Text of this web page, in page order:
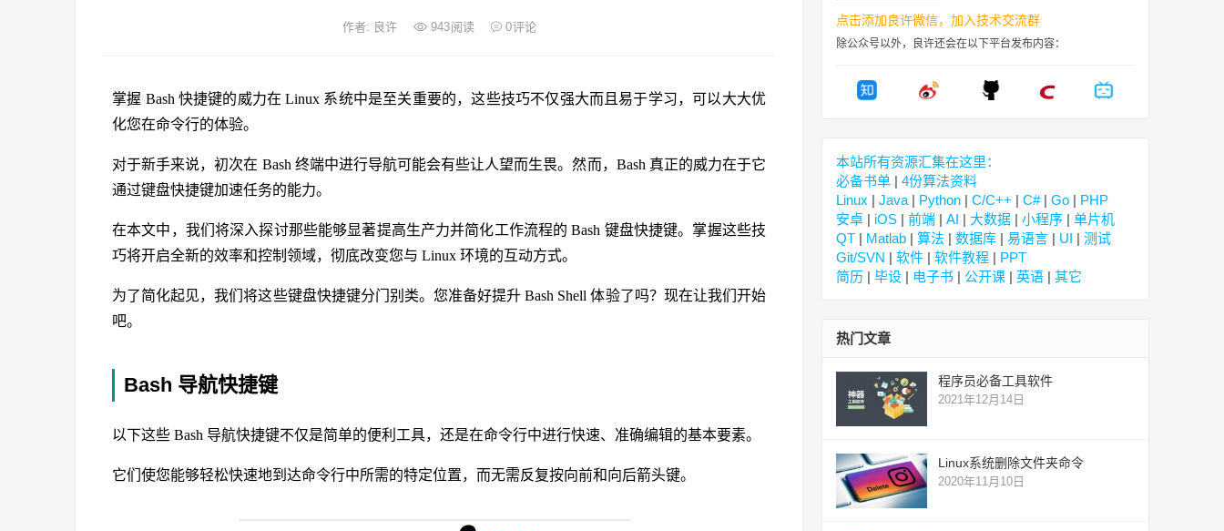
作者: 良许 943阅读 0评论
掌握 Bash 快捷键的威力在 Linux 系统中是至关重要的，这些技巧不仅强大而且易于学习，可以大大优
化您在命令行的体验。
对于新手来说，初次在 Bash 终端中进行导航可能会有些让人望而生畏。然而，Bash 真正的威力在于它
通过键盘快捷键加速任务的能力。
在本文中，我们将深入探讨那些能够显著提高生产力并简化工作流程的 Bash 键盘快捷键。掌握这些技
巧将开启全新的效率和控制领域，彻底改变您与 Linux 环境的互动方式。
为了简化起见，我们将这些键盘快捷键分门别类。您准备好提升 Bash Shell 体验了吗？现在让我们开始
吧。
Bash 导航快捷键
以下这些 Bash 导航快捷键不仅是简单的便利工具，还是在命令行中进行快速、准确编辑的基本要素。
它们使您能够轻松快速地到达命令行中所需的特定位置，而无需反复按向前和向后箭头键。
点击添加良许微信，加入技术交流群
除公众号以外，良许还会在以下平台发布内容：
本站所有资源汇集在这里：
必备书单 | 4份算法资料
Linux | Java | Python | C/C++ | C#| Go | PHP
安卓 | iOS | 前端 | AI | 大数据 | 小程序 | 单片机
QT | Matlab | 算法 | 数据库 | 易语言 | UI | 测试
Git/SVN | 软件 | 软件教程 | PPT
简历 | 毕设 | 电子书 | 公开课 | 英语 | 其它
热门文章
程序员必备工具软件
2021年12月14日
Linux系统删除文件夹命令
2020年11月10日